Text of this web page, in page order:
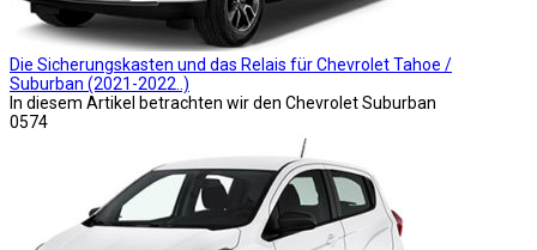
Die Sicherungskasten und das Relais für Chevrolet Tahoe /
Suburban (2021-2022..)
In diesem Artikel betrachten wir den Chevrolet Suburban
0574